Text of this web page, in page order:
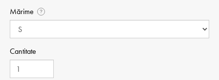
Mărime ?
Cantitate